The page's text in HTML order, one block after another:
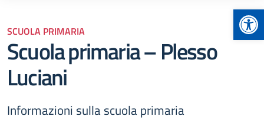
SCUOLA PRIMARIA
Scuola primaria – Plesso
Luciani
Informazioni sulla scuola primaria